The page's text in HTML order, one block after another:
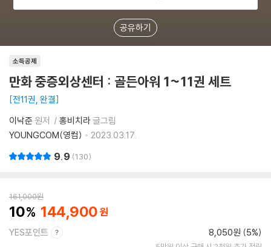
공유하기
소득공제
만화 중증외상센터 : 골든아워 1~11권 세트
전11권, 완결
이낙준 원저 홍비치라글그림
YOUNGCOM(영컴)
2023.03.17.
9.9 130
161,000원
10 144,900
YES포인트 8,050원 (5%)